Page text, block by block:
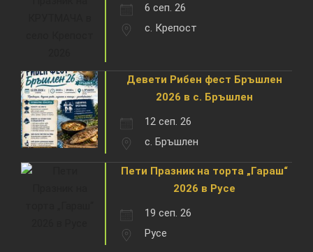
6 сеп. 26
с. Крепост
Девети Рибен фест Бръшлен
2026 в с. Бръшлен
12 сеп. 26
с. Бръшлен
Пети Празник на торта „Гараш“
2026 в Русе
19 сеп. 26
Русе